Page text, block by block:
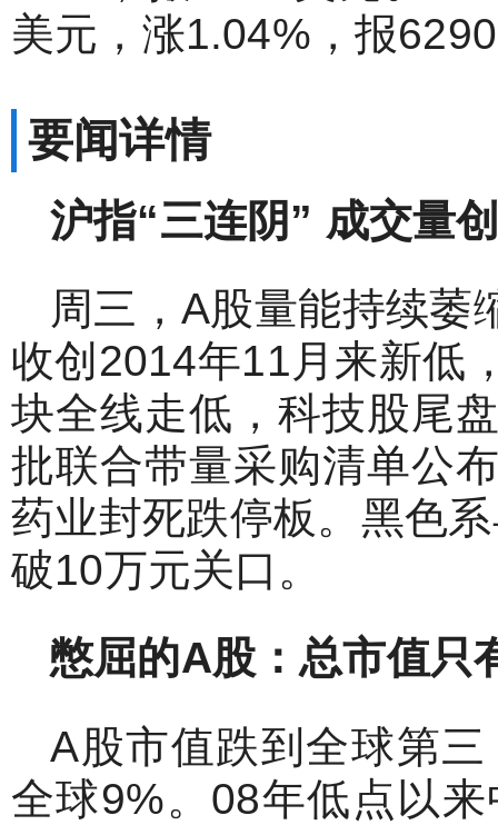
美元，涨1.04%，报
要闻详情
沪指“三连阴” 成交量
周三，A股量能持续萎
收创2014年11月来新低
块全线走低，科技股尾
批联合带量采购清单公
药业封死跌停板。黑色
破10万元关口。
憋屈的A股：总市值只
A股市值跌到全球第
全球9%。08年低点以